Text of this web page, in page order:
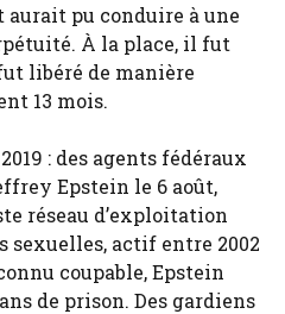
aurait pu conduire à une
À la place, il fut
libéré de manière
13 mois.
: des agents fédéraux
Epstein le 6 août,
réseau d’exploitation
sexuelles, actif entre 2002
coupable, Epstein
de prison. Des gardiens